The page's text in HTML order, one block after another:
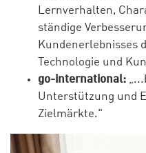
Lernverhalten,
ständige
Kundenerlebnisses
Technologie und
go-international:
Unterstützung und
Zielmärkte."